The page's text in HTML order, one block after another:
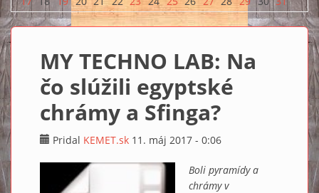
MY TECHNO LAB: Na
čo slúžili egyptské
chrámy a Sfinga?
Pridal KEMET.sk 11. máj 2017 - 0:06
Boli pyramídy a
chrámy v